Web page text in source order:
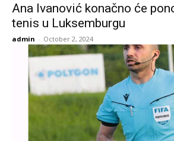
Ana Ivanović konačno će
tenis u Luksemburgu
admin - October 2, 2024